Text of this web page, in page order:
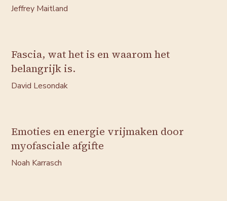
Jeffrey Maitland
Fascia, wat het is en waarom het
belangrijk is.
David Lesondak
Emoties en energie vrijmaken door
myofasciale afgifte
Noah Karrasch